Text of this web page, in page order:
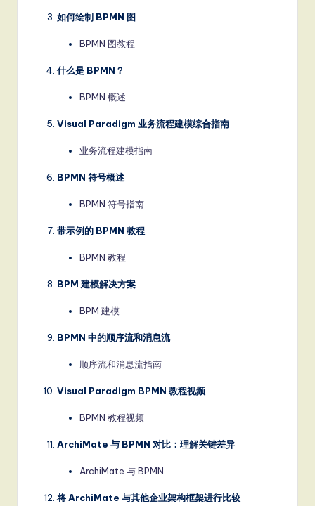
如何绘制 BPMN 图
BPMN 图教程
什么是 BPMN？
BPMN 概述
Visual Paradigm 业务流程建模综合指南
业务流程建模指南
BPMN 符号概述
BPMN 符号指南
带示例的 BPMN 教程
BPMN 教程
BPM 建模解决方案
BPM 建模
BPMN 中的顺序流和消息流
顺序流和消息流指南
Visual Paradigm BPMN 教程视频
BPMN 教程视频
ArchiMate 与 BPMN 对比：理解关键差异
ArchiMate 与 BPMN
将 ArchiMate 与其他企业架构框架进行比较